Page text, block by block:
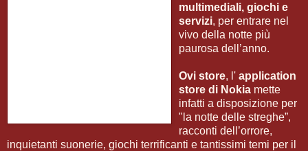
multimediali, giochi e
servizi, per entrare nel
vivo della notte più
paurosa dell’anno.
Ovi store, l' application
store di Nokia mette
infatti a disposizione per
"la notte delle streghe”,
racconti dell’orrore,
inquietanti suonerie, giochi terrificanti e tantissimi temi per il